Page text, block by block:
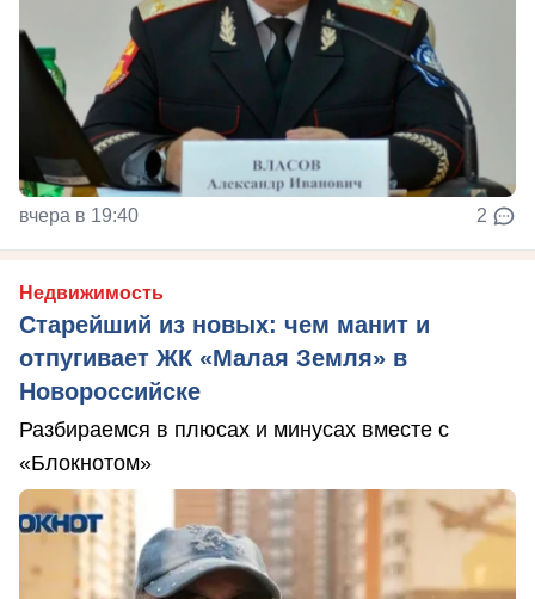
вчера в 19:40 2
Недвижимость
Старейший из новых: чем манит и
отпугивает ЖК «Малая Земля» в
Новороссийске
Разбираемся в плюсах и минусах вместе с
«Блокнотом»